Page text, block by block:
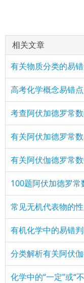
相关文章
有关物质分类的易
高考化学概念易错
考查阿伏加德罗常
有关阿伏加德罗常
有关阿伏伽德罗常
100题阿伏加德罗常
常见无机代表物的
有机化学中的易错
分类解析有关阿伏
化学中的“一定”或“